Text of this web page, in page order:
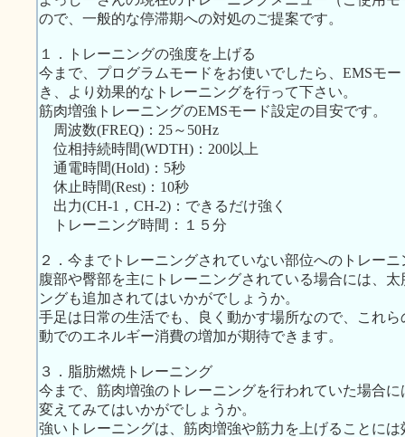
ので、一般的な停滞期への対処のご提案です。
１．トレーニングの強度を上げる
今まで、プログラムモードをお使いでしたら、EMSモ
き、より効果的なトレーニングを行って下さい。
筋肉増強トレーニングのEMSモード設定の目安です。
周波数(FREQ)：25～50Hz
位相持続時間(WDTH)：200以上
通電時間(Hold)：5秒
休止時間(Rest)：10秒
出力(CH-1，CH-2)：できるだけ強く
トレーニング時間：１５分
２．今までトレーニングされていない部位へのトレーニ
腹部や臀部を主にトレーニングされている場合には、
ングも追加されてはいかがでしょうか。
手足は日常の生活でも、良く動かす場所なので、これ
動でのエネルギー消費の増加が期待できます。
３．脂肪燃焼トレーニング
今まで、筋肉増強のトレーニングを行われていた場合
変えてみてはいかがでしょうか。
強いトレーニングは、筋肉増強や筋力を上げることに